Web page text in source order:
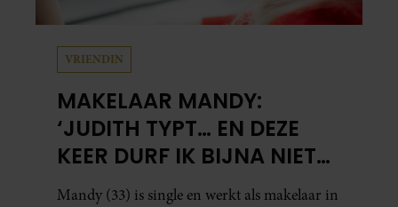
VRIENDIN
MAKELAAR MANDY:
‘JUDITH TYPT… EN DEZE
KEER DURF IK BIJNA NIET
TE LEZEN WAT ER KOMT’
Mandy (33) is single en werkt als makelaar in